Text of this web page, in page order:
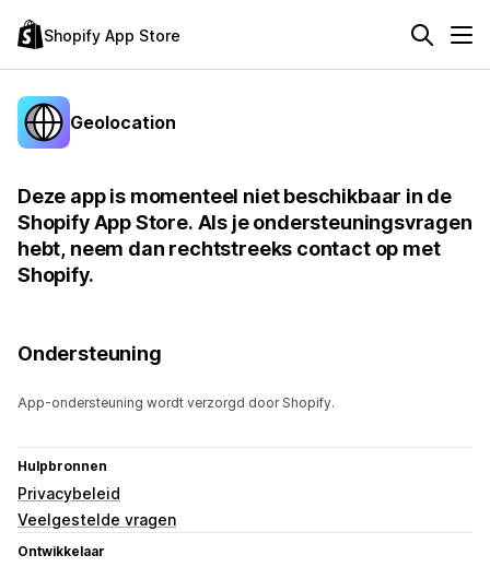
Shopify App Store
Geolocation
Deze app is momenteel niet beschikbaar in de
Shopify App Store. Als je ondersteuningsvragen
hebt, neem dan rechtstreeks contact op met
Shopify.
Ondersteuning
App-ondersteuning wordt verzorgd door Shopify.
Hulpbronnen
Privacybeleid
Veelgestelde vragen
Ontwikkelaar